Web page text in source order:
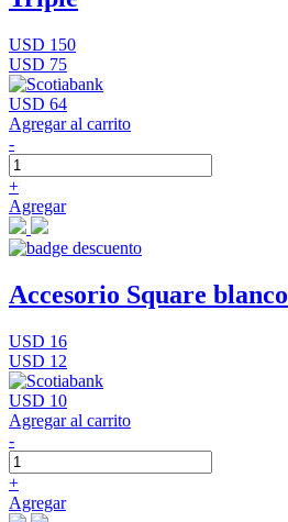
USD 150
USD 75
USD 64
Agregar al carrito
-
+
Agregar
Accesorio Square blanco
USD 16
USD 12
USD 10
Agregar al carrito
-
+
Agregar